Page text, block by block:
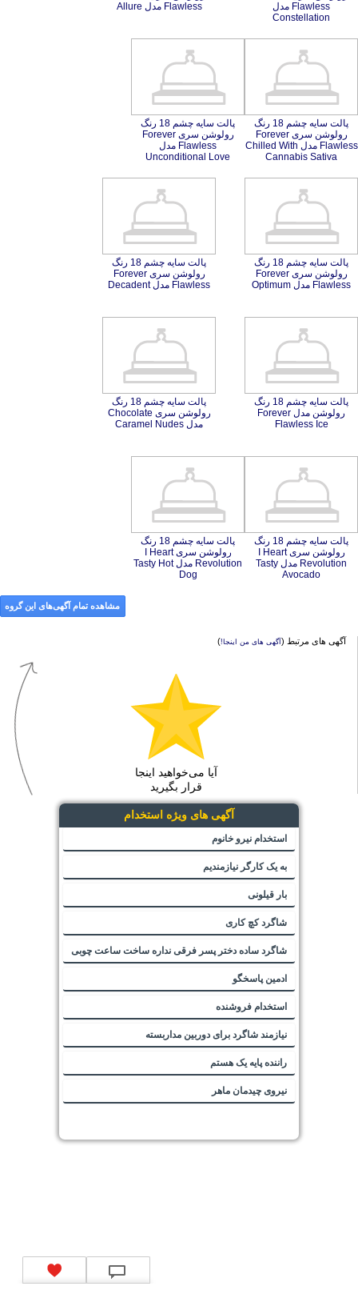
Constellation
Flawless مدل Allure
پالت سایه چشم 18 رنگ
رولوشن سری Forever
Flawless مدل Chilled With
Cannabis Sativa
پالت سایه چشم 18 رنگ
رولوشن سری Forever
Flawless مدل
Unconditional Love
پالت سایه چشم 18 رنگ
رولوشن سری Forever
Flawless مدل Optimum
پالت سایه چشم 18 رنگ
رولوشن سری Forever
Flawless مدل Decadent
پالت سایه چشم 18 رنگ
رولوشن مدل Forever
Flawless Ice
پالت سایه چشم 18 رنگ
رولوشن سری Chocolate
مدل Caramel Nudes
پالت سایه چشم 18 رنگ
رولوشن سری I Heart
Revolution مدل Tasty
Avocado
پالت سایه چشم 18 رنگ
رولوشن سری I Heart
Revolution مدل Tasty Hot
Dog
مشاهده تمام آگهی‌های این گروه
آگهی های مرتبط (آگهی های من اینجا!)
آیا می‌خواهید اینجا
قرار بگیرید
آگهی های ویژه استخدام
استخدام نیرو خانوم
به یک کارگر نیازمندیم
بار قیلونی
شاگرد کچ کاری
شاگرد ساده دختر پسر فرقی نداره ساخت ساعت چوبی
ادمین پاسخگو
استخدام فروشنده
نیازمند شاگرد برای دوربین مداربسته
راننده پایه یک هستم
نیروی چیدمان ماهر